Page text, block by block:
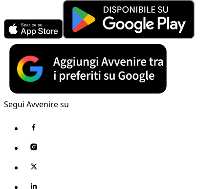
Segui Avvenire su